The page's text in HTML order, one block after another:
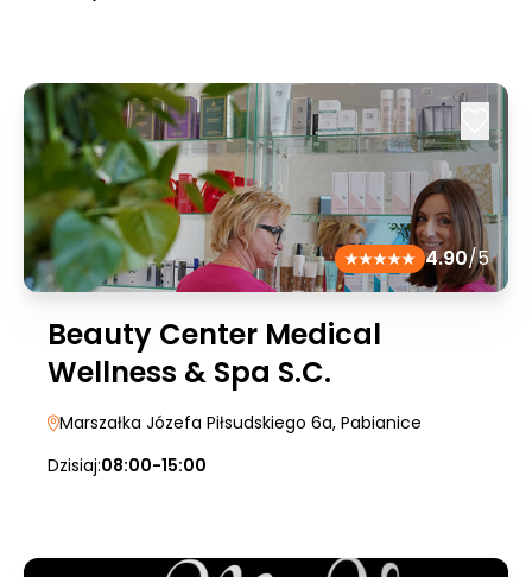
4.90/5
Beauty Center Medical
Wellness & Spa S.C.
Marszałka Józefa Piłsudskiego 6a, Pabianice
Dzisiaj:08:00-15:00